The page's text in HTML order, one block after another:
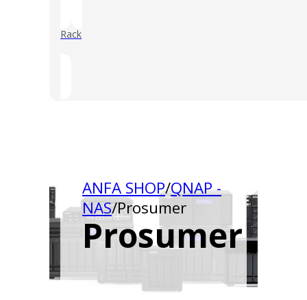
Rack
()
ANFA SHOP/QNAP -
NAS/Prosumer
Prosumer